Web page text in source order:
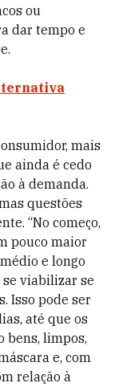
ou
dar tempo e
mais
ainda é cedo
à demanda.
questões
“No começo,
pouco maior
e longo
viabilizar se
Isso pode ser
até que os
bens, limpos,
e, com
relação à